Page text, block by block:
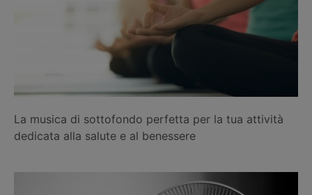
La musica di sottofondo perfetta per la tua attività
dedicata alla salute e al benessere